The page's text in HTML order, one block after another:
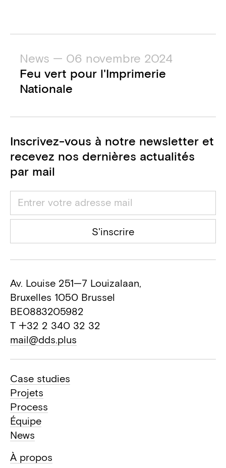
News — 06 novembre 2024
Feu vert pour l'Imprimerie
Nationale
Inscrivez-vous à notre newsletter et
recevez nos dernières actualités
par mail
S'inscrire
Av. Louise 251—7 Louizalaan,
Bruxelles 1050 Brussel
BE0883205982
T +32 2 340 32 32
mail@dds.plus
Case studies
Projets
Process
Équipe
News
À propos